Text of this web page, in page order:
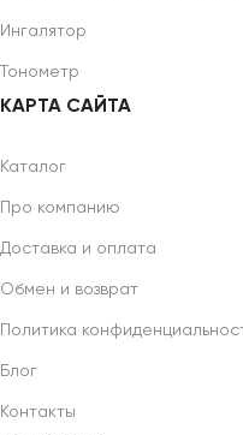
Ингалятор
Тонометр
КАРТА САЙТА
Каталог
Про компанию
Доставка и оплата
Обмен и возврат
Политика
Блог
Контакты